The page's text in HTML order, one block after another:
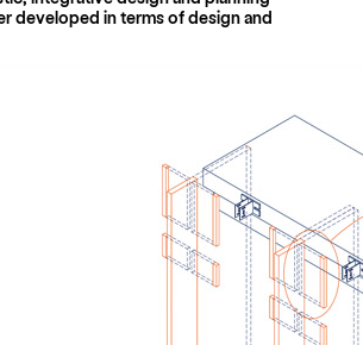
developed in terms of design and